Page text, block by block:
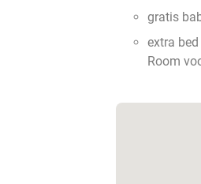
gratis
extra
Room